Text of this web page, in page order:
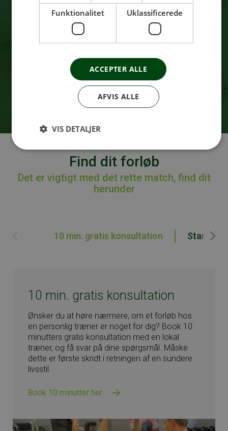
mødte Christina. Jeg bestilte et forløb med
personlig træning og mødte op første gang med
de samme nerver, som jeg husker fra første
skoledag. Og ved I hvad? Det er...Læs mere
Find dit forløb
Det er vigtigt med det rette match, find dit
herunder
10 min. gratis konsultation
10 min. gratis konsultation
Ønsker du at høre nærmere, om et forløb hos
en personlig træner er noget for dig? Book 10
minutters gratis konsultation med en lokal
træner, og få svar på dine spørgsmål. Måske
dette er første skridt i retningen af en sundere
livsstil.
Book 10 minutter her
dine
Funktionalitet Uklassificerede
ACCEPTER ALLE
AFVIS ALLE
VIS DETALJER